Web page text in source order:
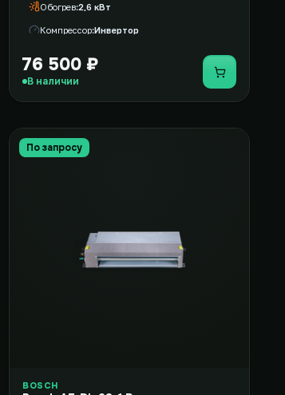
Обогрев 2,6 кВт
Компрессор Инвертор
76 500 ₽
В наличии Купить
По запросу
BOSCH